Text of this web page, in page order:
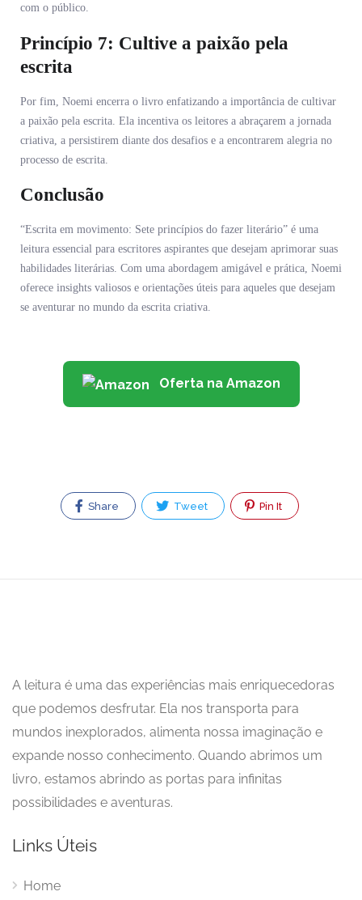
com o público.
Princípio 7: Cultive a paixão pela
escrita
Por fim, Noemi encerra o livro enfatizando a importância de cultivar
a paixão pela escrita. Ela incentiva os leitores a abraçarem a jornada
criativa, a persistirem diante dos desafios e a encontrarem alegria no
processo de escrita.
Conclusão
“Escrita em movimento: Sete princípios do fazer literário” é uma
leitura essencial para escritores aspirantes que desejam aprimorar suas
habilidades literárias. Com uma abordagem amigável e prática, Noemi
oferece insights valiosos e orientações úteis para aqueles que desejam
se aventurar no mundo da escrita criativa.
Oferta na Amazon
Share Tweet Pin It
A leitura é uma das experiências mais enriquecedoras
que podemos desfrutar. Ela nos transporta para
mundos inexplorados, alimenta nossa imaginação e
expande nosso conhecimento. Quando abrimos um
livro, estamos abrindo as portas para infinitas
possibilidades e aventuras.
Links Úteis
Home